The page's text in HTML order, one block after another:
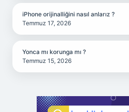
iPhone orijinalliğini nasıl anlarız ?
Temmuz 17, 2026
Yonca mı korunga mı ?
Temmuz 15, 2026